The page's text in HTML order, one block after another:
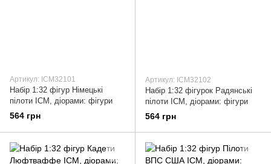
Артикул: ICM32101
Набір 1:32 фігур Німецькі
пілоти ICM, діорами: фігури
564 грн
Артикул: ICM32102
Набір 1:32 фігурок Радянські
пілоти ICM, діорами: фігури
564 грн